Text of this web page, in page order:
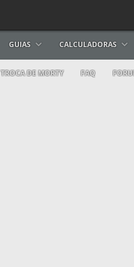
GUIAS CALCULADORAS
TROCA DE MORTY FAQ